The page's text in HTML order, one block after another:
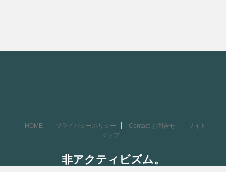
HOME プライバシーポリシー Contact お問合せ
サイト
マップ
非アクティビズム。